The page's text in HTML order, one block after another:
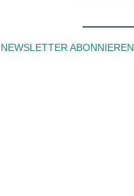
NEWSLETTER ABONNIEREN